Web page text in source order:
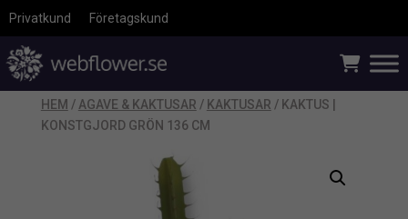
Privatkund Företagskund
HEM / AGAVE & KAKTUSAR / KAKTUSAR / KAKTUS |
KONSTGJORD GRÖN 136 CM